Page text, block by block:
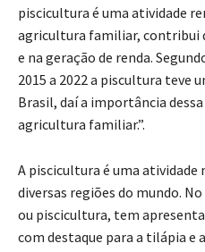
piscicultura é uma atividade
agricultura familiar, contribui
e na geração de renda.
2015 a 2022 a piscultura teve
Brasil, daí a importância
agricultura familiar.”.
A piscicultura é uma atividade
diversas regiões do mundo.
ou piscicultura, tem
com destaque para a tilápia e